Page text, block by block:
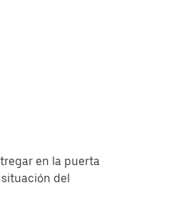
en la puerta
del